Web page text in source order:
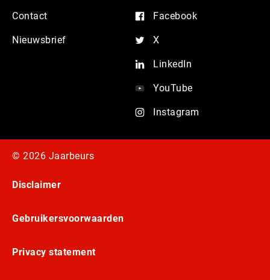
Contact
Nieuwsbrief
Facebook
X
LinkedIn
YouTube
Instagram
© 2026 Jaarbeurs
Disclaimer
Gebruikersvoorwaarden
Privacy statement